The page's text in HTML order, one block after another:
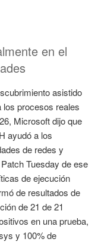
en el
asistido
los procesos reales
Microsoft dijo que
ayudó a los
de redes y
Tuesday de ese
de ejecución
de resultados de
de 21 de 21
en una prueba,
y 100% de